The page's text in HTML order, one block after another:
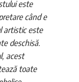
este
când e
artistic este
deschisă.
acest
toate